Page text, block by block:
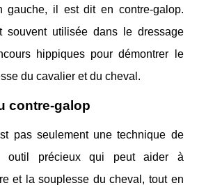
gauche, il est dit en contre-galop.
souvent utilisée dans le dressage
hippiques pour démontrer le
du cavalier et du cheval.
contre-galop
pas seulement une technique de
outil précieux qui peut aider à
et la souplesse du cheval, tout en